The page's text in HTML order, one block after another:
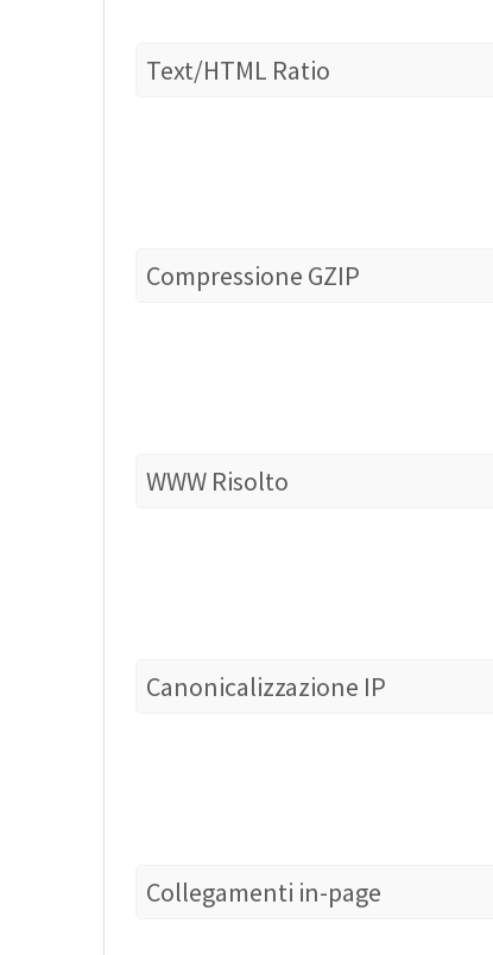
Text/HTML Ratio
Compressione GZIP
WWW Risolto
Canonicalizzazione IP
Collegamenti in-page